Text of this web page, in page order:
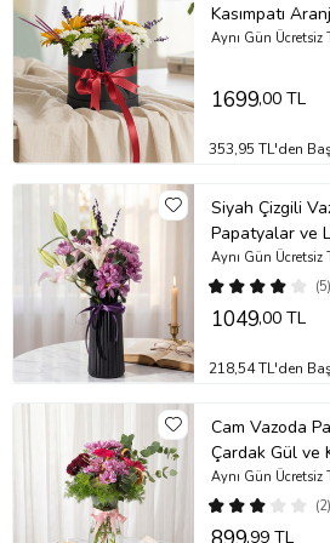
diğer çiçeklerin daha uzun süre taze
Stok durumuna göre ürünlerde ufak
Ürün Kodu:nob172
Kasımpatı
Aynı Gün Ücretsiz
1699,00 TL
353,95 TL'den
Siyah Çizgili
Papatyalar ve
(5)
Aynı Gün Ücretsiz
1049,00 TL
218,54 TL'den
Cam Vazoda
Çardak Gül ve
(2)
Aynı Gün Ücretsiz
,99 TL